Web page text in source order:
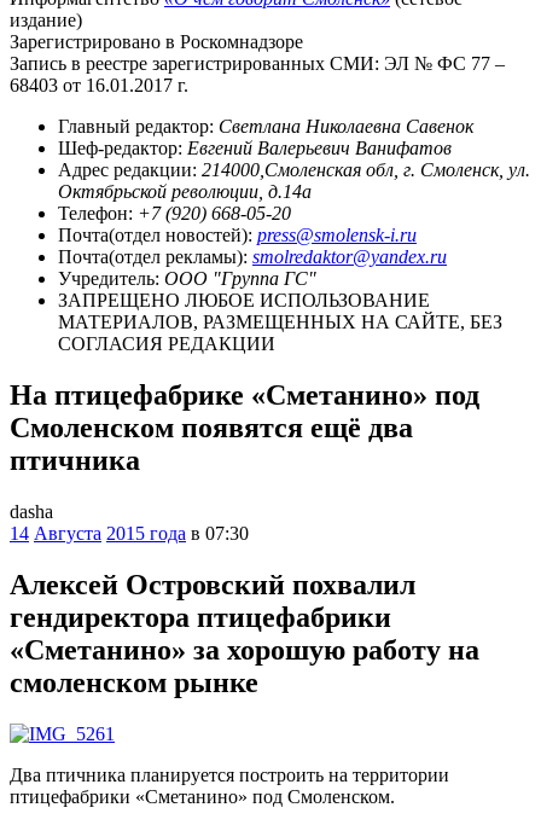
издание)
Зарегистрировано в Роскомнадзоре
Запись в реестре зарегистрированных СМИ: ЭЛ № ФС 77 –
68403 от 16.01.2017 г.
Главный редактор: Светлана Николаевна Савенок
Шеф-редактор: Евгений Валерьевич Ванифатов
Адрес редакции: 214000,Смоленская обл, г. Смоленск, ул.
Октябрьской революции, д.14а
Телефон: +7 (920) 668-05-20
Почта(отдел новостей): press@smolensk-i.ru
Почта(отдел рекламы): smolredaktor@yandex.ru
Учредитель: ООО "Группа ГС"
ЗАПРЕЩЕНО ЛЮБОЕ ИСПОЛЬЗОВАНИЕ
МАТЕРИАЛОВ, РАЗМЕЩЕННЫХ НА САЙТЕ, БЕЗ
СОГЛАСИЯ РЕДАКЦИИ
На птицефабрике «Сметанино» под
Смоленском появятся ещё два
птичника
dasha
14 Августа 2015 года в 07:30
Алексей Островский похвалил
гендиректора птицефабрики
«Сметанино» за хорошую работу на
смоленском рынке
Два птичника планируется построить на территории
птицефабрики «Сметанино» под Смоленском.